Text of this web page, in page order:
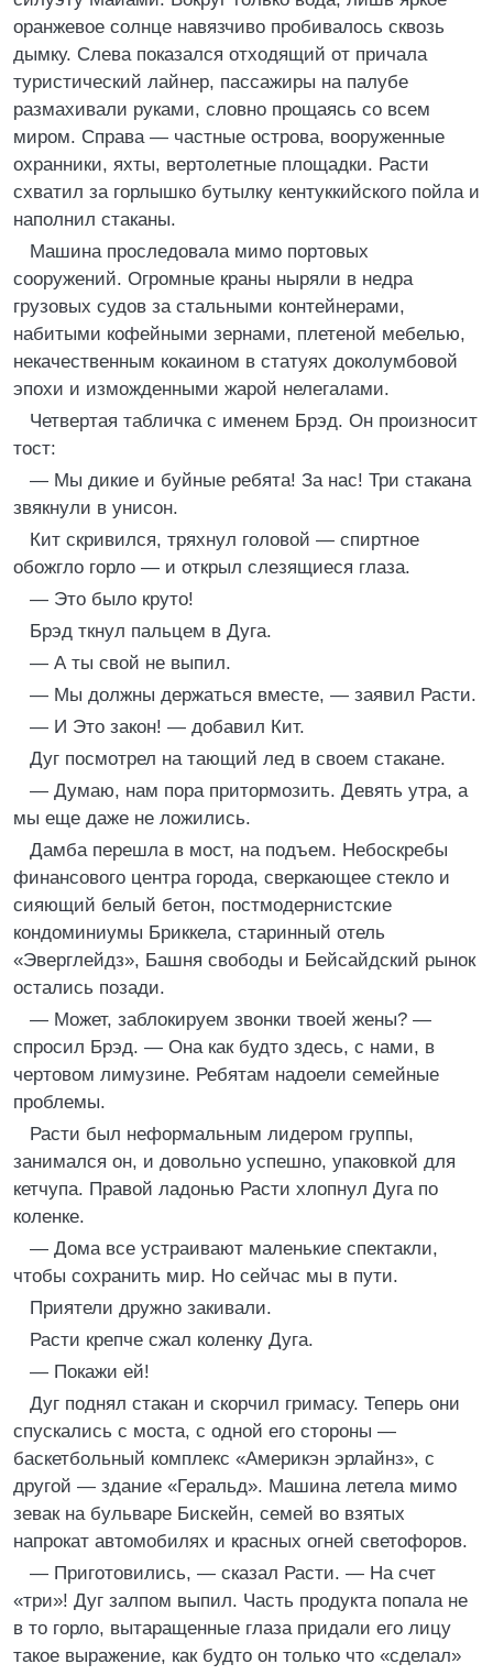
оранжевое солнце навязчиво пробивалось сквозь
дымку. Слева показался отходящий от причала
туристический лайнер, пассажиры на палубе
размахивали руками, словно прощаясь со всем
миром. Справа — частные острова, вооруженные
охранники, яхты, вертолетные площадки. Расти
схватил за горлышко бутылку кентуккийского пойла и
наполнил стаканы.
Машина проследовала мимо портовых
сооружений. Огромные краны ныряли в недра
грузовых судов за стальными контейнерами,
набитыми кофейными зернами, плетеной мебелью,
некачественным кокаином в статуях доколумбовой
эпохи и изможденными жарой нелегалами.
Четвертая табличка с именем Брэд. Он произносит
тост:
— Мы дикие и буйные ребята! За нас! Три стакана
звякнули в унисон.
Кит скривился, тряхнул головой — спиртное
обожгло горло — и открыл слезящиеся глаза.
— Это было круто!
Брэд ткнул пальцем в Дуга.
— А ты свой не выпил.
— Мы должны держаться вместе, — заявил Расти.
— И Это закон! — добавил Кит.
Дуг посмотрел на тающий лед в своем стакане.
— Думаю, нам пора притормозить. Девять утра, а
мы еще даже не ложились.
Дамба перешла в мост, на подъем. Небоскребы
финансового центра города, сверкающее стекло и
сияющий белый бетон, постмодернистские
кондоминиумы Бриккела, старинный отель
«Эверглейдз», Башня свободы и Бейсайдский рынок
остались позади.
— Может, заблокируем звонки твоей жены? —
спросил Брэд. — Она как будто здесь, с нами, в
чертовом лимузине. Ребятам надоели семейные
проблемы.
Расти был неформальным лидером группы,
занимался он, и довольно успешно, упаковкой для
кетчупа. Правой ладонью Расти хлопнул Дуга по
коленке.
— Дома все устраивают маленькие спектакли,
чтобы сохранить мир. Но сейчас мы в пути.
Приятели дружно закивали.
Расти крепче сжал коленку Дуга.
— Покажи ей!
Дуг поднял стакан и скорчил гримасу. Теперь они
спускались с моста, с одной его стороны —
баскетбольный комплекс «Америкэн эрлайнз», с
другой — здание «Геральд». Машина летела мимо
зевак на бульваре Бискейн, семей во взятых
напрокат автомобилях и красных огней светофоров.
— Приготовились, — сказал Расти. — На счет
«три»! Дуг залпом выпил. Часть продукта попала не
в то горло, вытаращенные глаза придали его лицу
такое выражение, как будто он только что «сделал»